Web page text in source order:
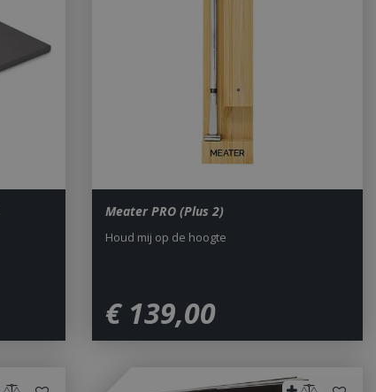
Meater PRO (Plus 2)
€ 139,00
Houd mij op de hoogte